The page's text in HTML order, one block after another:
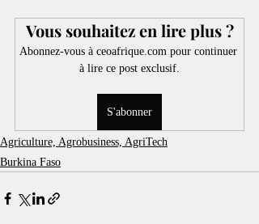
Vous souhaitez en lire plus ?
Abonnez-vous à ceoafrique.com pour continuer
à lire ce post exclusif.
S'abonner
Agriculture, Agrobusiness, AgriTech
Burkina Faso